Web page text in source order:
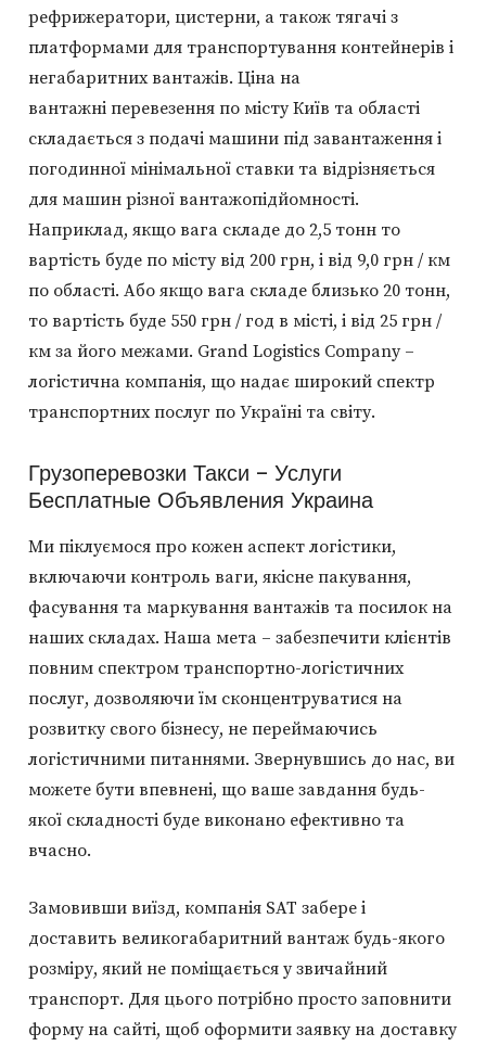
рефрижератори, цистерни, а також тягачі з
платформами для транспортування контейнерів і
негабаритних вантажів. Ціна на
вантажні перевезення по місту Київ та області
складається з подачі машини під завантаження і
погодинної мінімальної ставки та відрізняється
для машин різної вантажопідйомності.
Наприклад, якщо вага складе до 2,5 тонн то
вартість буде по місту від 200 грн, і від 9,0 грн / км
по області. Або якщо вага складе близько 20 тонн,
то вартість буде 550 грн / год в місті, і від 25 грн /
км за його межами. Grand Logistics Company –
логістична компанія, що надає широкий спектр
транспортних послуг по Україні та світу.
Грузоперевозки Такси – Услуги
Бесплатные Объявления Украина
Ми піклуємося про кожен аспект логістики,
включаючи контроль ваги, якісне пакування,
фасування та маркування вантажів та посилок на
наших складах. Наша мета – забезпечити клієнтів
повним спектром транспортно-логістичних
послуг, дозволяючи їм сконцентруватися на
розвитку свого бізнесу, не переймаючись
логістичними питаннями. Звернувшись до нас, ви
можете бути впевнені, що ваше завдання будь-
якої складності буде виконано ефективно та
вчасно.
Замовивши виїзд, компанія SAT забере і
доставить великогабаритний вантаж будь-якого
розміру, який не поміщається у звичайний
транспорт. Для цього потрібно просто заповнити
форму на сайті, щоб оформити заявку на доставку